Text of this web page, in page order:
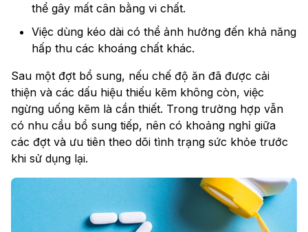
thể gây mất cân bằng vi chất.
Việc dùng kéo dài có thể ảnh hưởng đến khả năng
hấp thu các khoáng chất khác.
Sau một đợt bổ sung, nếu chế độ ăn đã được cải
thiện và các dấu hiệu thiếu kẽm không còn, việc
ngừng uống kẽm là cần thiết. Trong trường hợp vẫn
có nhu cầu bổ sung tiếp, nên có khoảng nghỉ giữa
các đợt và ưu tiên theo dõi tình trạng sức khỏe trước
khi sử dụng lại.